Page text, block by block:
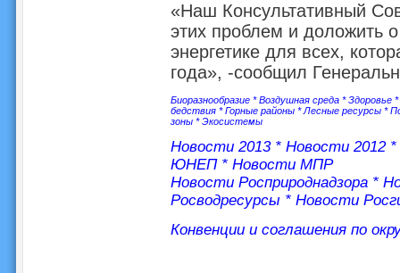
«Наш Консультативный
этих проблем и доложить о
энергетике для всех,
года», -сообщил
Биоразнообразие *Воздушная среда *Здоровье *
бедствия *Горные районы *Лесные ресурсы *
зоны *Экосистемы
Новости 2013* Новости 2012*
ЮНЕП* Новости МПР
Новости Росприроднадзора*
Росводресурсы * Новости
Конвенции и соглашения по